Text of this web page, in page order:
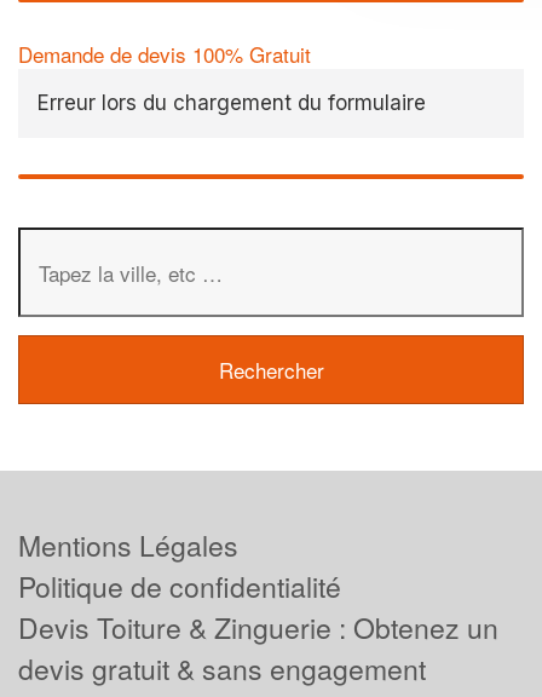
Demande de devis 100% Gratuit
Erreur lors du chargement du formulaire
Mentions Légales
Politique de confidentialité
Devis Toiture & Zinguerie : Obtenez un
devis gratuit & sans engagement